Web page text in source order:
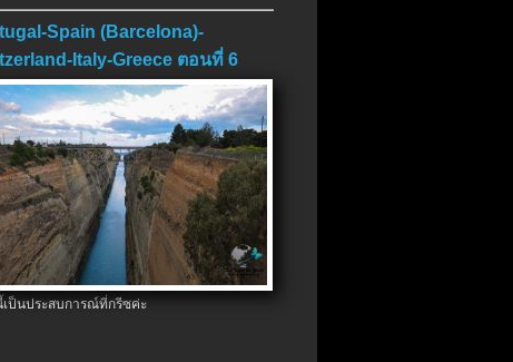
Spain (Barcelona)-
Italy-Greece ตอนที่ 6
จบ
ป็นประสบการณ์ที่กรีซค่ะ